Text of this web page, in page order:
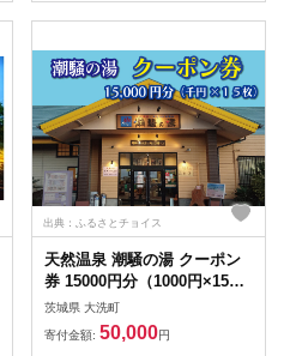
出典：ふるさとチョイス
天然温泉 潮騒の湯 クーポン
券 15000円分（1000円×15
枚） 露店風呂 サウナ おんせ
ん 大洗サンビーチ 海鮮 魚介
食事 宿泊 チケット 利用券 ア
茨城県 大洗町
寄付金額: 50,000円